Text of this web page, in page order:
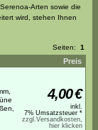
Arten sowie die
wird, stehen Ihnen
Seiten: 1
Preis
4,00€
inkl.
7% Umsatzsteuer *
zzgl.Versandkosten,
hier klicken